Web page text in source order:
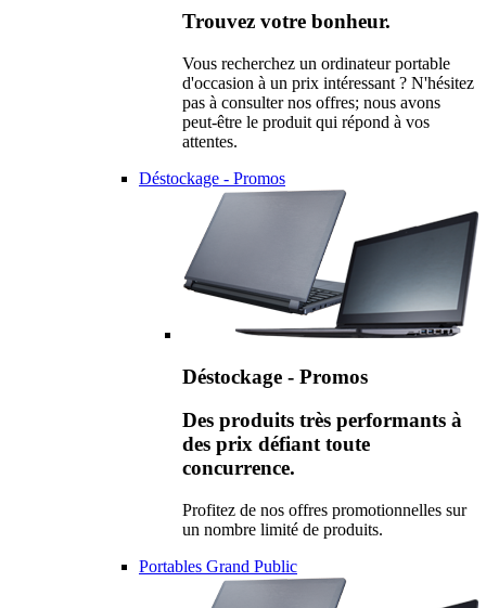
Trouvez votre bonheur.
Vous recherchez un ordinateur portable
d'occasion à un prix intéressant ? N'hésitez
pas à consulter nos offres; nous avons
peut-être le produit qui répond à vos
attentes.
Déstockage - Promos
Déstockage - Promos
Des produits très performants à
des prix défiant toute
concurrence.
Profitez de nos offres promotionnelles sur
un nombre limité de produits.
Portables Grand Public